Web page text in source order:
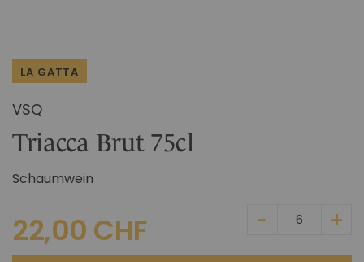
ALLE GESCHENKIDEEN
LA GATTA
VSQ
Triacca Brut 75cl
Schaumwein
22,00 CHF
Bildgalerie
springen